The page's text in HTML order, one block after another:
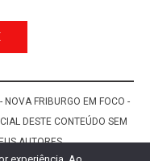
FRIBURGO EM FOCO -
DESTE CONTEÚDO SEM
AUTORES.